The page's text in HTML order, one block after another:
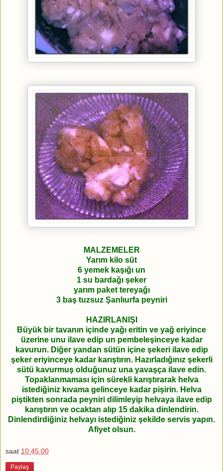
MALZEMELER
Yarım kilo süt
6 yemek kaşığı un
1 su bardağı şeker
yarım paket tereyağı
3 baş tuzsuz Şanlıurfa peyniri
HAZIRLANIŞI
Büyük bir tavanın içinde yağı eritin ve yağ eriyince
üzerine unu ilave edip un pembeleşinceye kadar
kavurun. Diğer yandan sütün içine şekeri ilave edip
şeker eriyinceye kadar karıştırın. Hazırladığınız şekerli
sütü kavurmuş olduğunuz una yavaşça ilave edin.
Topaklanmaması için sürekli karıştırarak helva
istediğiniz kıvama gelinceye kadar pişirin. Helva
piştikten sonrada peyniri dilimleyip helvaya ilave edip
karıştırın ve ocaktan alıp 15 dakika dinlendirin.
Dinlendirdiğiniz helvayı istediğiniz şekilde servis yapın.
Afiyet olsun.
saat 10:45:00
Paylaş